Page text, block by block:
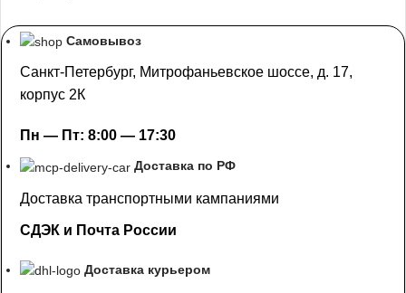
Самовывоз
Санкт-Петербург, Митрофаньевское шоссе, д. 17,
корпус 2К
Пн — Пт: 8:00 — 17:30
Доставка по РФ
Доставка транспортными кампаниями
СДЭК и Почта России
Доставка курьером